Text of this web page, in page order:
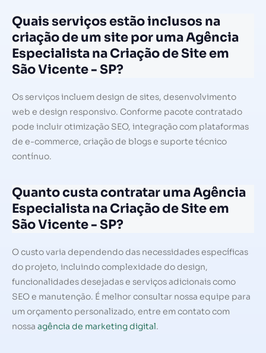
Quais serviços estão inclusos na
criação de um site por uma Agência
Especialista na Criação de Site em
São Vicente - SP?
Os serviços incluem design de sites, desenvolvimento
web e design responsivo. Conforme pacote contratado
pode incluir otimização SEO, integração com plataformas
de e-commerce, criação de blogs e suporte técnico
contínuo.
Quanto custa contratar uma Agência
Especialista na Criação de Site em
São Vicente - SP?
O custo varia dependendo das necessidades específicas
do projeto, incluindo complexidade do design,
funcionalidades desejadas e serviços adicionais como
SEO e manutenção. É melhor consultar nossa equipe para
um orçamento personalizado, entre em contato com
nossa agência de marketing digital.